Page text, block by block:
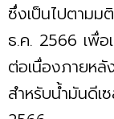
ซึ่งเป็นไปตาม
ธ.ค. 2566 เพื่อ
ต่อเนื่องภายห
สำหรับน้ำมันดีเ